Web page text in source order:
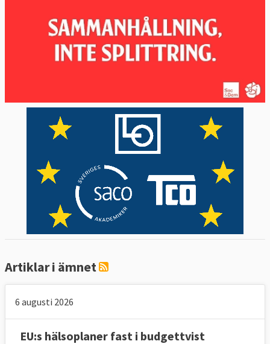
Artiklar i ämnet
6 augusti 2026
EU:s hälsoplaner fast i budgettvist